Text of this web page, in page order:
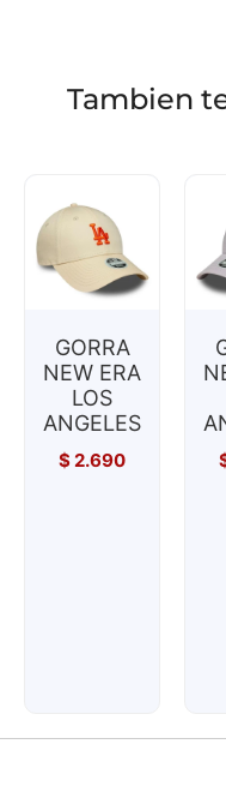
Tambien
GORRA
NEW ERA
LOS
ANGELES
$2.690